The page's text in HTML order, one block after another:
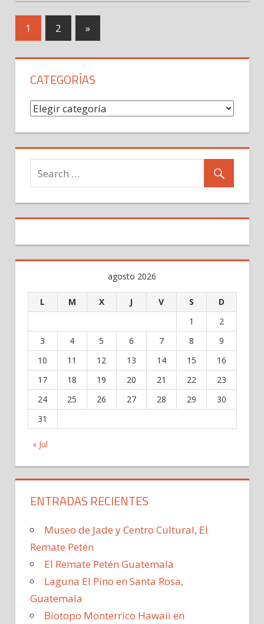
Navegación
de
entradas
1 2
Next
Posts
»
CATEGORÍAS
Categorías
agosto 2026
L M X J V S D
« Jul
1
2
3
4 5 6 7 8
9
10
11 12 13 14 15
16
17
18 19 20 21 22
23
24
25 26 27 28 29
30
31
ENTRADAS RECIENTES
Museo de Jade y Centro Cultural, El
Remate Petén
El Remate Petén Guatemala
Laguna El Pino en Santa Rosa,
Guatemala
Biotopo Monterrico Hawaii en